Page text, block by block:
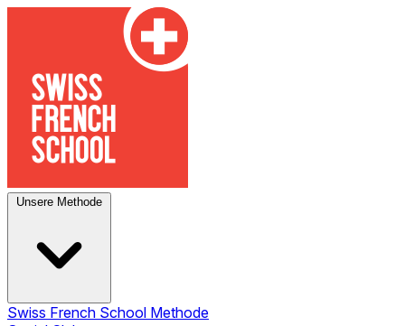
Unsere Methode
Swiss French School Methode